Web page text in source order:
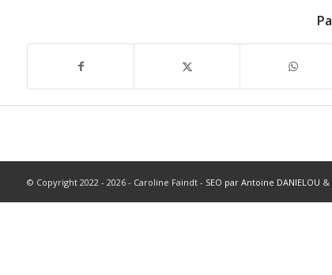
© Copyright 2022 - 2026 - Caroline Faindt - SEO par Antoine DANIELOU &